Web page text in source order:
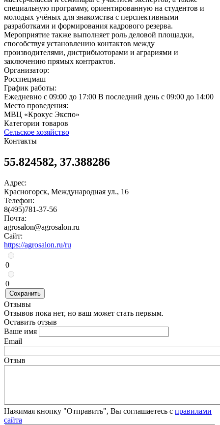
специальную программу, ориентированную на студентов и
молодых учёных для знакомства с перспективными
разработками и формирования кадрового резерва.
Мероприятие также выполняет роль деловой площадки,
способствуя установлению контактов между
производителями, дистрибьюторами и аграриями и
заключению прямых контрактов.
Организатор:
Росспецмаш
График работы:
Ежедневно с 09:00 до 17:00 ​В последний день с 09:00 до 14:00
Место проведения:
МВЦ «Крокус Экспо»
Категории товаров
Сельское хозяйство
Контакты
55.824582, 37.388286
Адрес:
Красногорск, Международная ул., 16
Телефон:
8(495)781-37-56
Почта:
agrosalon@agrosalon.ru
Сайт:
https://agrosalon.ru/ru
0
0
Сохранить
Отзывы
Отзывов пока нет, но ваш может стать первым.
Оставить отзыв
Ваше имя
Email
Отзыв
Нажимая кнопку "Отправить", Вы соглашаетесь с правилами
сайта